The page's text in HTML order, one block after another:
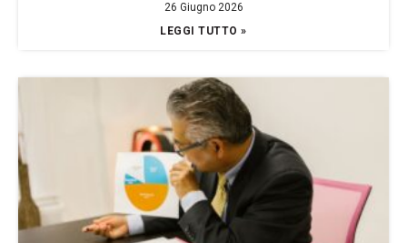
26 Giugno 2026
LEGGI TUTTO »